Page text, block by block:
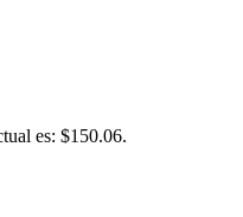
es: $150.06.